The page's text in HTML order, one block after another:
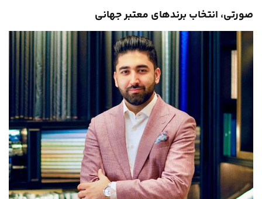
صورتی، انتخاب برندهای معتبر جهانی